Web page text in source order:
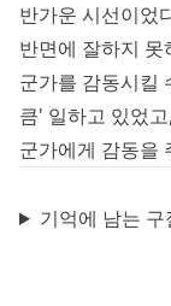
반가운 시선이었
반면에 잘하지
군가를 감동시킬
큼' 일하고 있었
군가에게 감동을
기억에 남는 구